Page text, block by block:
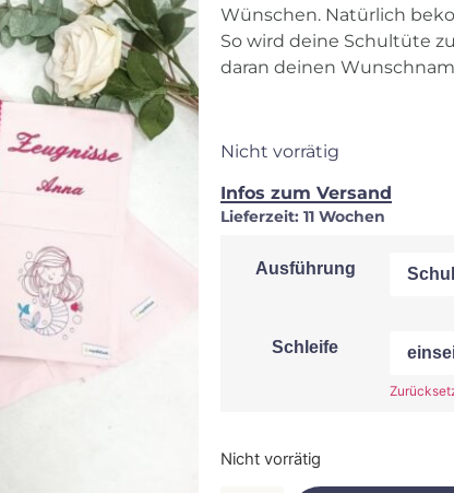
Wünschen. Natürlich
So wird deine Schultüte
daran deinen
Nicht vorrätig
Infos zum Versand
Lieferzeit: 11 Wochen
Ausführung
Schleife
Nicht vorrätig